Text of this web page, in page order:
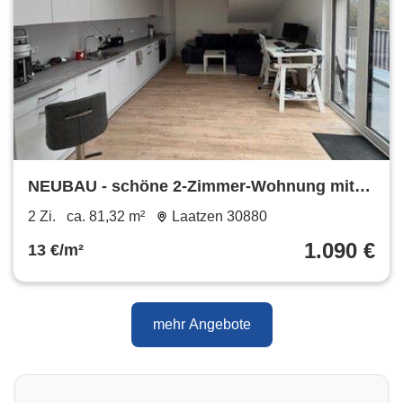
NEUBAU - schöne 2-Zimmer-Wohnung mit
Terrasse im DG
2 Zi. ca. 81,32 m² Laatzen 30880
13 €/m² 1.090 €
mehr Angebote